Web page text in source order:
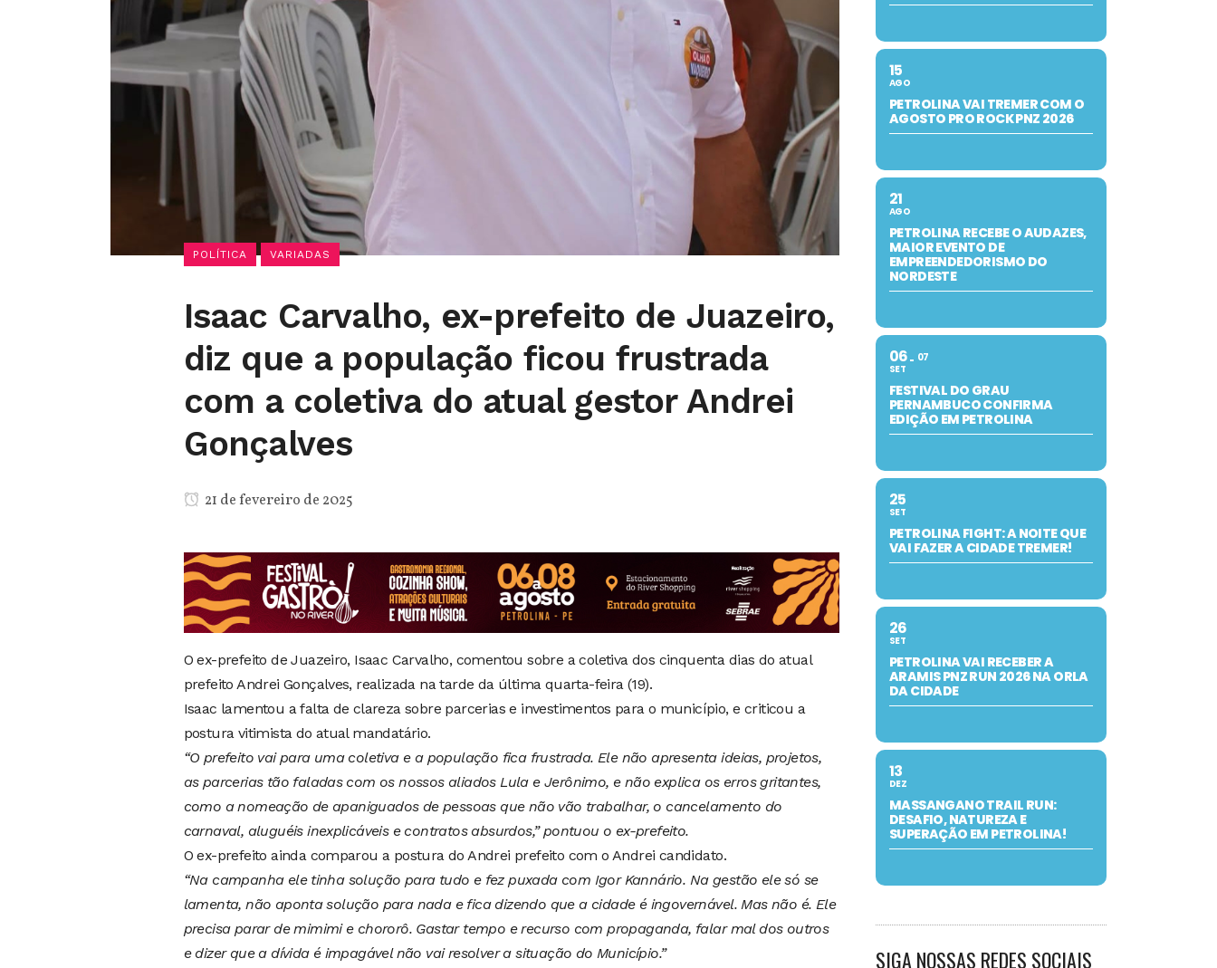
POLÍTICA VARIADAS
Isaac Carvalho, ex-prefeito de Juazeiro,
diz que a população ficou frustrada
com a coletiva do atual gestor Andrei
Gonçalves
21 de fevereiro de 2025
O ex-prefeito de Juazeiro, Isaac Carvalho, comentou sobre a coletiva dos cinquenta dias do atual
prefeito Andrei Gonçalves, realizada na tarde da última quarta-feira (19).
Isaac lamentou a falta de clareza sobre parcerias e investimentos para o município, e criticou a
postura vitimista do atual mandatário.
“O prefeito vai para uma coletiva e a população fica frustrada. Ele não apresenta ideias, projetos,
as parcerias tão faladas com os nossos aliados Lula e Jerônimo, e não explica os erros gritantes,
como a nomeação de apaniguados de pessoas que não vão trabalhar, o cancelamento do
carnaval, aluguéis inexplicáveis e contratos absurdos,” pontuou o ex-prefeito.
O ex-prefeito ainda comparou a postura do Andrei prefeito com o Andrei candidato.
“Na campanha ele tinha solução para tudo e fez puxada com Igor Kannário. Na gestão ele só se
lamenta, não aponta solução para nada e fica dizendo que a cidade é ingovernável. Mas não é. Ele
precisa parar de mimimi e chororô. Gastar tempo e recurso com propaganda, falar mal dos outros
e dizer que a dívida é impagável não vai resolver a situação do Município.”
15
AGO
PETROLINA VAI TREMER COM O
AGOSTO PRO ROCK PNZ 2026
21
AGO
PETROLINA RECEBE O AUDAZES,
MAIOR EVENTO DE
EMPREENDEDORISMO DO
NORDESTE
06
SET
07
FESTIVAL DO GRAU
PERNAMBUCO CONFIRMA
EDIÇÃO EM PETROLINA
25
SET
PETROLINA FIGHT: A NOITE QUE
VAI FAZER A CIDADE TREMER!
26
SET
PETROLINA VAI RECEBER A
ARAMIS PNZ RUN 2026 NA ORLA
DA CIDADE
13
DEZ
MASSANGANO TRAIL RUN:
DESAFIO, NATUREZA E
SUPERAÇÃO EM PETROLINA!
SIGA NOSSAS REDES SOCIAIS